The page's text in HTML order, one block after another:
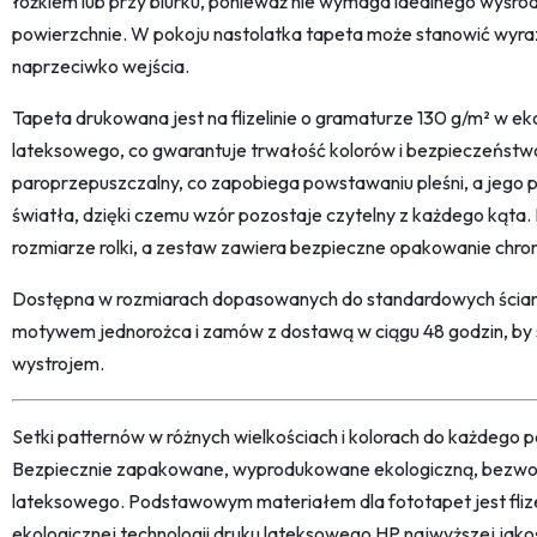
powierzchnie. W pokoju nastolatka tapeta może stanowić
naprzeciwko wejścia.
Tapeta drukowana jest na flizelinie o gramaturze 130 g/m² w
lateksowego, co gwarantuje trwałość kolorów i
paroprzepuszczalny, co zapobiega powstawaniu pleśni, a jego
światła, dzięki czemu wzór pozostaje czytelny z każdego
rozmiarze rolki, a zestaw zawiera bezpieczne opakowanie
Dostępna w rozmiarach dopasowanych do standardowych
motywem jednorożca i zamów z dostawą w ciągu 48 godzin,
wystrojem.
Setki patternów w różnych wielkościach i kolorach do każdego
Bezpiecznie zapakowane, wyprodukowane ekologiczną,
lateksowego. Podstawowym materiałem dla fototapet jest